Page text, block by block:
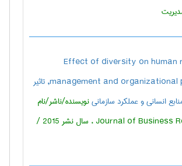
Effect of diversity on human
management and organizational performance, تاثیر
انسانی و عملکرد سازمانینویسنده/ناشر/نام
مجله: Journal of Business Research ، سال نشر 2015 /